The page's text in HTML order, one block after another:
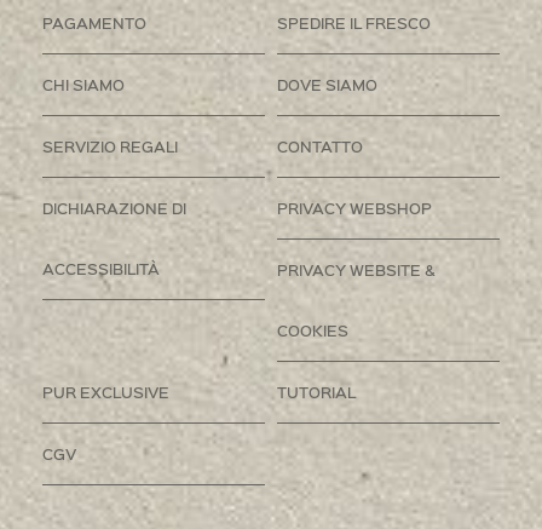
PAGAMENTO SPEDIRE IL FRESCO
CHI SIAMO DOVE SIAMO
SERVIZIO REGALI CONTATTO
DICHIARAZIONE DI
ACCESSIBILITÀ
PRIVACY WEBSHOP
PRIVACY WEBSITE &
COOKIES
PUR EXCLUSIVE TUTORIAL
CGV